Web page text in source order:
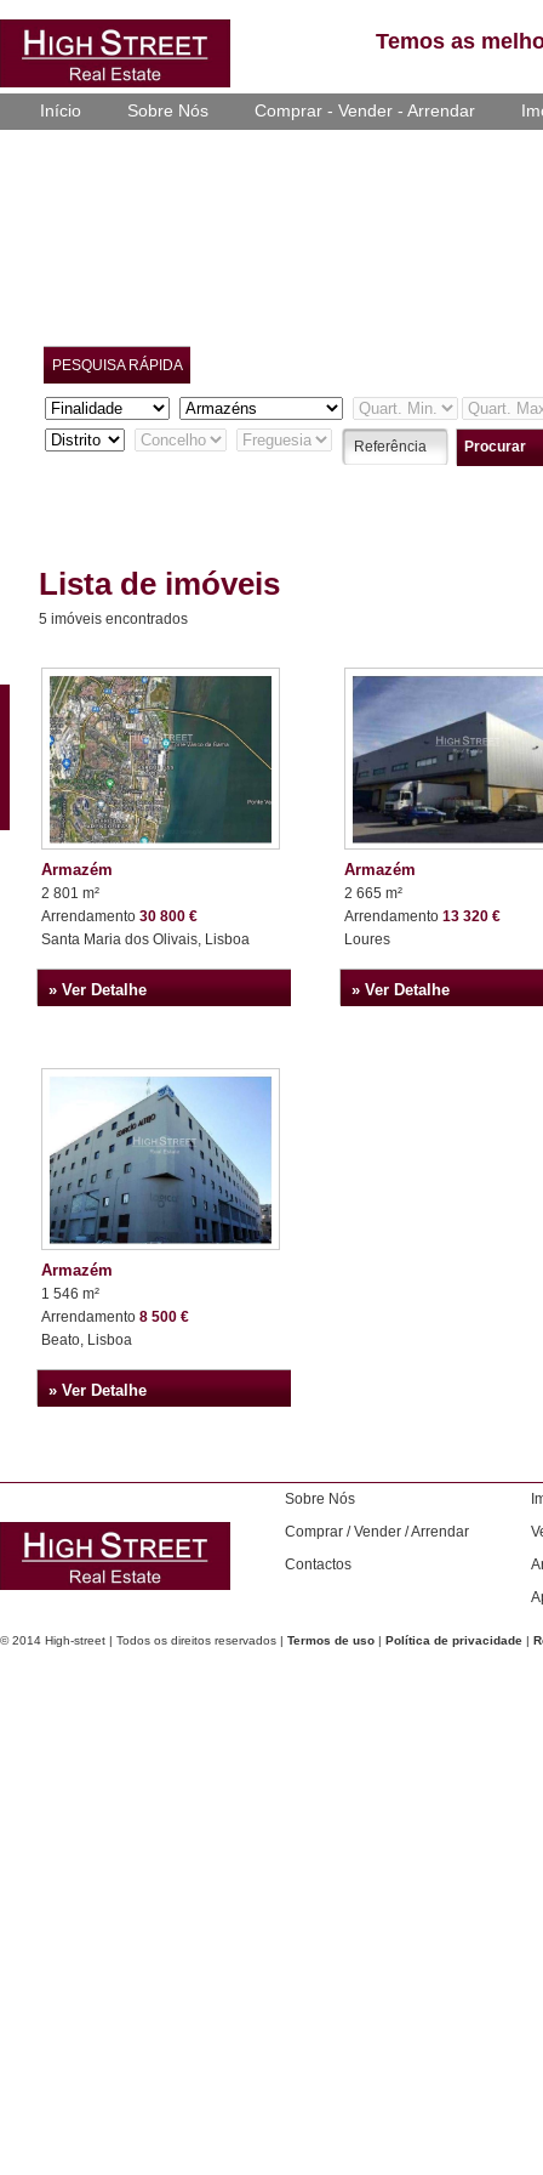
Temos as
Início Sobre Nós Comprar - Vender - Arrendar
PESQUISA RÁPIDA
Procurar
Lista de imóveis
5 imóveis encontrados
Armazém
2 801 m²
Arrendamento 30 800 €
Santa Maria dos Olivais, Lisboa
» Ver Detalhe
Armazém
2 665 m²
Arrendamento 13 320 €
Loures
» Ver Detalhe
Armazém
1 546 m²
Arrendamento 8 500 €
Beato, Lisboa
» Ver Detalhe
Sobre Nós
Comprar / Vender / Arrendar
Contactos
© 2014 High-street | Todos os direitos reservados | Termos de uso | Política de privacidade |